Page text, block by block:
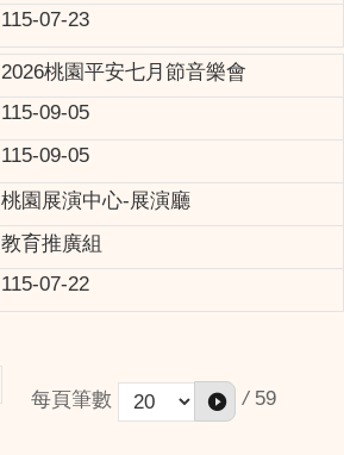
115-07-23
2026桃園平安七月節音樂會
115-09-05
115-09-05
桃園展演中心-展演廳
教育推廣組
115-07-22
每頁筆數 / 59